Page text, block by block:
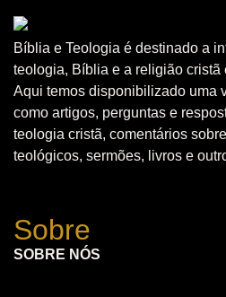
Bíblia e Teologia é destinado a
teologia, Bíblia e a religião cristã
Aqui temos disponibilizado uma
como artigos, perguntas e
teologia cristã, comentários
teológicos, sermões, livros e
Sobre
SOBRE NÓS